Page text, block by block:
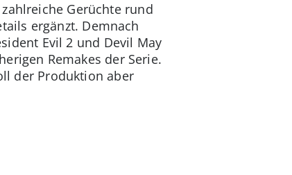
Gerüchte rund
ergänzt. Demnach
Evil 2 und Devil May
Remakes der Serie.
der Produktion aber